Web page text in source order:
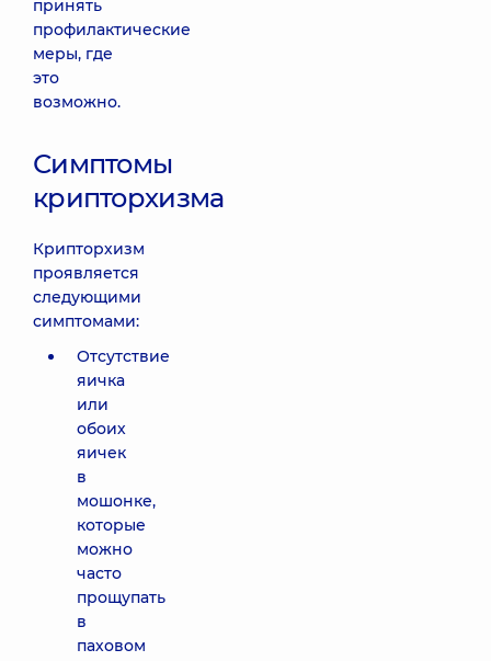
принять
профилактические
меры, где
это
возможно.
Симптомы
крипторхизма
Крипторхизм
проявляется
следующими
симптомами:
Отсутствие
яичка
или
обоих
яичек
в
мошонке,
которые
можно
часто
прощупать
в
паховом